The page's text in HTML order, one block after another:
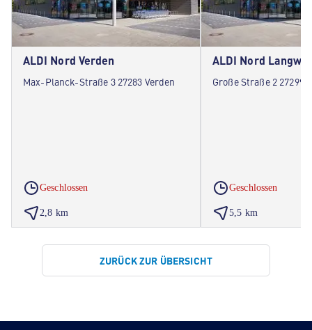
ALDI Nord Verden
Max-Planck-Straße 3 27283 Verden
Geschlossen
2,8 km
ALDI Nord
Große Straße 2 27299
Geschlossen
5,5 km
ZURÜCK ZUR ÜBERSICHT